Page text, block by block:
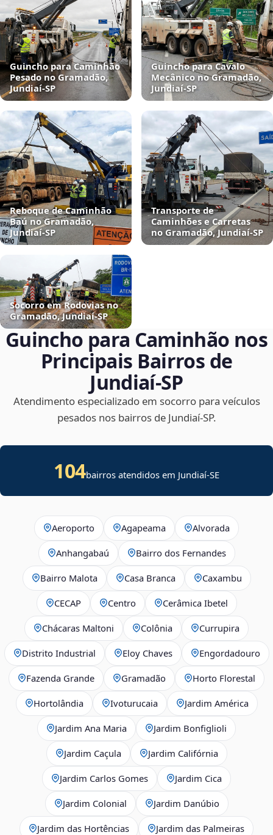
Guincho para Caminhão
Pesado no Gramadão,
Jundiaí‑SP
Guincho para Cavalo
Mecânico no Gramadão,
Jundiaí‑SP
Reboque de Caminhão
Baú no Gramadão,
Jundiaí‑SP
Transporte de
Caminhões e Carretas
no Gramadão, Jundiaí‑SP
Socorro em Rodovias no
Gramadão, Jundiaí‑SP
Guincho para Caminhão nos
Principais Bairros de
Jundiaí‑SP
Atendimento especializado em socorro para veículos
pesados nos bairros de Jundiaí‑SP.
104bairros atendidos em Jundiaí-SE
Aeroporto Agapeama Alvorada
Anhangabaú Bairro dos Fernandes
Bairro Malota Casa Branca Caxambu
CECAP Centro Cerâmica Ibetel
Chácaras Maltoni Colônia Currupira
Distrito Industrial Eloy Chaves Engordadouro
Fazenda Grande Gramadão Horto Florestal
Hortolândia Ivoturucaia Jardim América
Jardim Ana Maria Jardim Bonfiglioli
Jardim Caçula Jardim Califórnia
Jardim Carlos Gomes Jardim Cica
Jardim Colonial Jardim Danúbio
Jardim das Hortências Jardim das Palmeiras